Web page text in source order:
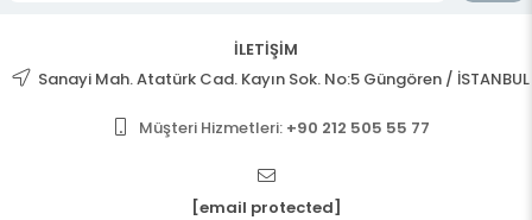
İLETİŞİM
Sanayi Mah. Atatürk Cad. Kayın Sok. No:5 Güngören / İSTANBUL
Müşteri Hizmetleri: +90 212 505 55 77
[email protected]